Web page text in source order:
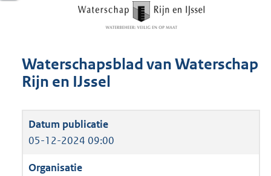
Waterschapsblad van Waterschap
Rijn en IJssel
05-12-2024 09:00